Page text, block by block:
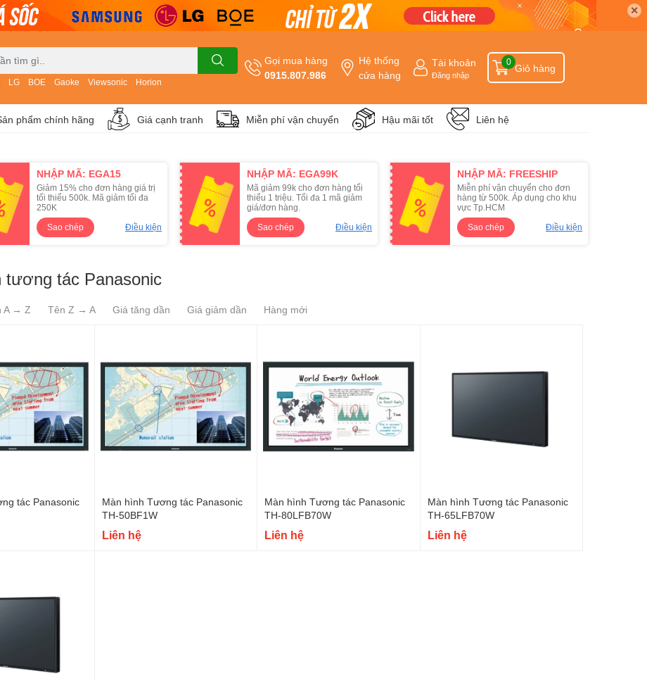
✕
LG BOE Gaoke Viewsonic Horion
Gọi mua hàng
0915.807.986
Hệ thống
cửa hàng
Tài khoản
Đăng nhập
Giỏ hàng
0
phẩm chính hãng Giá cạnh tranh Miễn phí vận chuyển Hậu mãi tốt Liên hệ
NHẬP MÃ: EGA15
Giảm 15% cho đơn hàng giá trị
tối thiểu 500k. Mã giảm tối đa
250K
Sao chép
Điều kiện
NHẬP MÃ: EGA99K
Mã giảm 99k cho đơn hàng tối
thiểu 1 triệu. Tối đa 1 mã giảm
giá/đơn hàng.
Sao chép
Điều kiện
NHẬP MÃ: FREESHIP
Miễn phí vận chuyển cho đơn
hàng từ 500k. Áp dụng cho khu
vực Tp.HCM
Sao chép
Điều kiện
tương tác Panasonic
A → Z Tên Z → A Giá tăng dần Giá giảm dần Hàng mới
tác Panasonic
Màn hình Tương tác Panasonic
TH-50BF1W
Liên hệ
Màn hình Tương tác Panasonic
TH-80LFB70W
Liên hệ
Màn hình Tương tác Panasonic
TH-65LFB70W
Liên hệ